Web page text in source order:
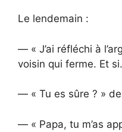
Le lendemain :
— « J’ai réfléchi à
voisin qui ferme. Et
— « Tu es sûre ? »
— « Papa, tu m’as